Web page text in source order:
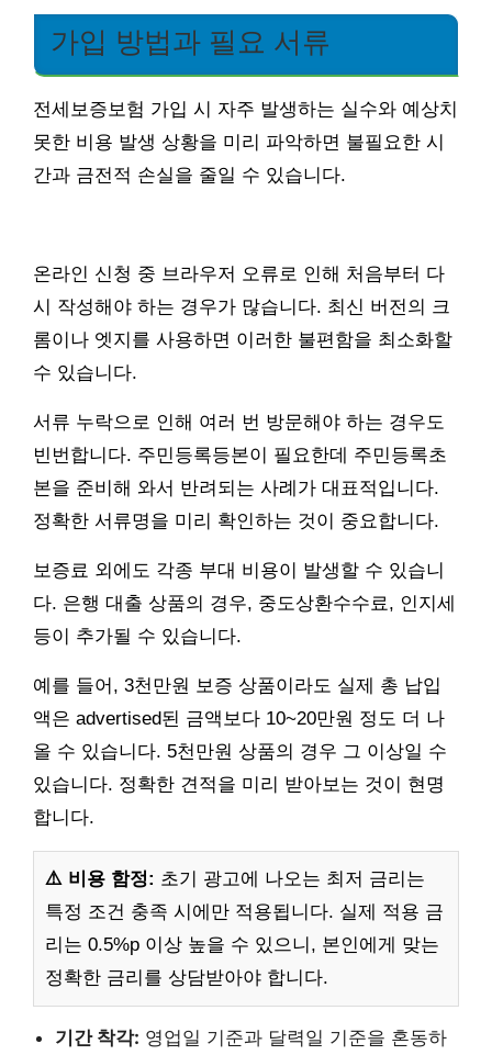
가입 방법과 필요 서류
전세보증보험 가입 시 자주 발생하는 실수와 예상치
못한 비용 발생 상황을 미리 파악하면 불필요한 시
간과 금전적 손실을 줄일 수 있습니다.
온라인 신청 중 브라우저 오류로 인해 처음부터 다
시 작성해야 하는 경우가 많습니다. 최신 버전의 크
롬이나 엣지를 사용하면 이러한 불편함을 최소화할
수 있습니다.
서류 누락으로 인해 여러 번 방문해야 하는 경우도
빈번합니다. 주민등록등본이 필요한데 주민등록초
본을 준비해 와서 반려되는 사례가 대표적입니다.
정확한 서류명을 미리 확인하는 것이 중요합니다.
보증료 외에도 각종 부대 비용이 발생할 수 있습니
다. 은행 대출 상품의 경우, 중도상환수수료, 인지세
등이 추가될 수 있습니다.
예를 들어, 3천만원 보증 상품이라도 실제 총 납입
액은 advertised된 금액보다 10~20만원 정도 더 나
올 수 있습니다. 5천만원 상품의 경우 그 이상일 수
있습니다. 정확한 견적을 미리 받아보는 것이 현명
합니다.
⚠️ 비용 함정: 초기 광고에 나오는 최저 금리는
특정 조건 충족 시에만 적용됩니다. 실제 적용 금
리는 0.5%p 이상 높을 수 있으니, 본인에게 맞는
정확한 금리를 상담받아야 합니다.
기간 착각: 영업일 기준과 달력일 기준을 혼동하